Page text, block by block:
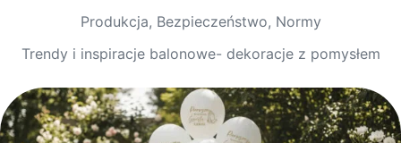
Produkcja, Bezpieczeństwo, Normy
Trendy i inspiracje balonowe- dekoracje z pomysłem